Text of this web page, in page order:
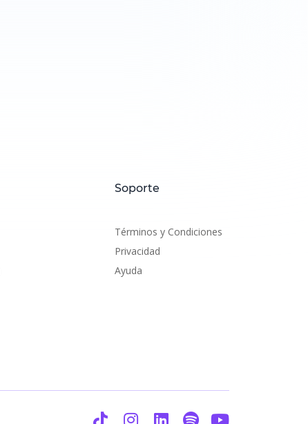
Soporte
Términos y Condiciones
Privacidad
Ayuda